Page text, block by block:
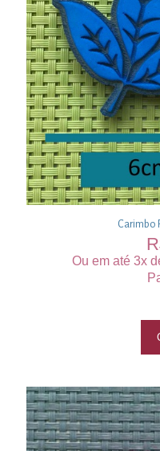
Carimbo
Ou em até 3x